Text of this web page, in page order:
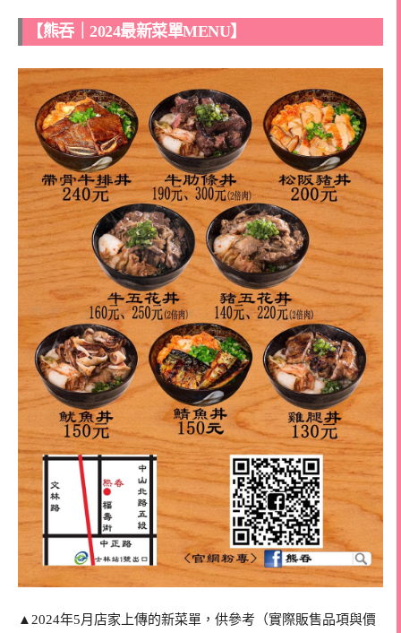
【熊吞｜2024最新菜單MENU】
▲2024年5月店家上傳的新菜單，供參考（實際販售品項與價